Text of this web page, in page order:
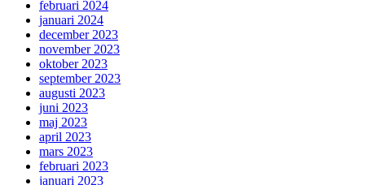
februari 2024
januari 2024
december 2023
november 2023
oktober 2023
september 2023
augusti 2023
juni 2023
maj 2023
april 2023
mars 2023
februari 2023
januari 2023